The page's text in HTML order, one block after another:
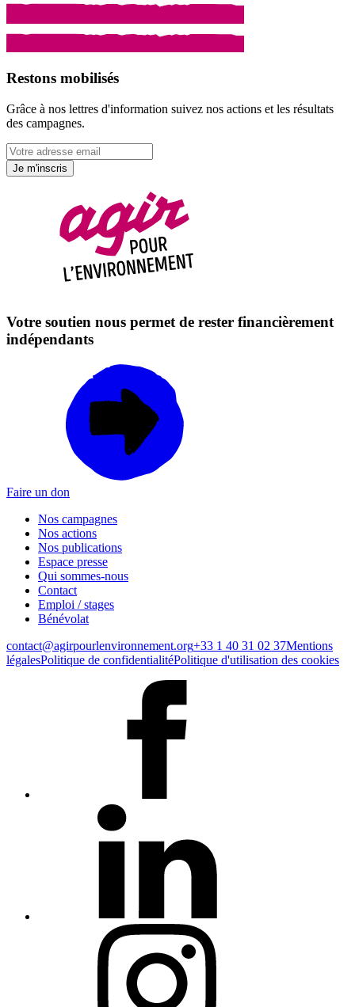
Restons mobilisés
Grâce à nos lettres d'information suivez nos actions et les résultats
des campagnes.
Je m'inscris
Votre soutien nous permet de rester financièrement
indépendants
Faire un don
Nos campagnes
Nos actions
Nos publications
Espace presse
Qui sommes-nous
Contact
Emploi / stages
Bénévolat
contact@agirpourlenvironnement.org+33 1 40 31 02 37Mentions
légalesPolitique de confidentialitéPolitique d'utilisation des cookies